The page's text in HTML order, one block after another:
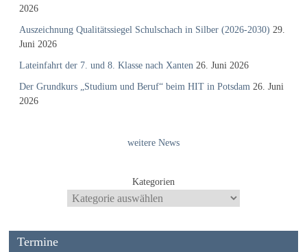
2026
Auszeichnung Qualitätssiegel Schulschach in Silber (2026-2030) 29.
Juni 2026
Lateinfahrt der 7. und 8. Klasse nach Xanten 26. Juni 2026
Der Grundkurs „Studium und Beruf“ beim HIT in Potsdam 26. Juni
2026
weitere News
Kategorien
Termine